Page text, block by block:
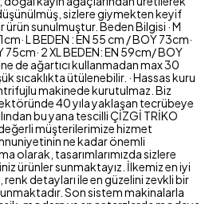
sizlere giymekten keyif
ürün sunulmuştur. Beden Bilgisi · M
L BEDEN : EN 55 cm / BOY 73cm·
75cm· 2 XL BEDEN: EN 59cm/ BOY
de ağartıcı kullanmadan max 30
sıcaklıkta ütülenebilir. · Hassas kuru
makinede kurutulmaz. Biz
40 yıla yaklaşan tecrübeye
bu yana tescilli ÇİZGİ TRİKO
müşterilerimize hizmet
ne kadar önemli
olarak, tasarımlarımızda sizlere
ürünler sunmaktayız. İlkemiz en iyi
detayları ile en güzelini zevkli bir
Son sistem makinalarla